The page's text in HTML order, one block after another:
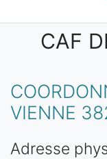
Aller au contenu
CAF
VIENNE
Adresse